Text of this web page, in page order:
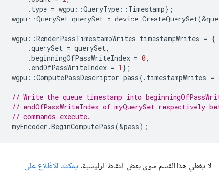
. type = wgpu ::QueryType :: Timestamp};
wgpu ::QuerySet querySet = device.CreateQuerySet(&
wgpu ::RenderPassTimestampWrites timestampWrites = {
.querySet = querySet,
.beginningOfPassWriteIndex = 0,
. endOfPassWriteIndex = 1 };
wgpu ::ComputePassDescriptor pass{. timestampWrites =
// Write the queue timestamp into
// endOfPassWriteIndex of myQuerySet respectively
// commands execute.
myEncoder .BeginComputePass(&pass);
لا يغطي هذا القسم سوى بعض النقاط الرئيسية. يمكنك الاطّلاع على